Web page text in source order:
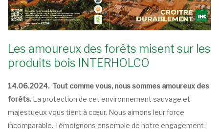
Les amoureux des forêts misent sur les
produits bois INTERHOLCO
14.06.2024. Tout comme vous, nous sommes amoureux des
forêts. La protection de cet environnement sauvage et
majestueux vous tient à cœur. Nous aimons leur force
incomparable. Témoignons ensemble de notre engagement :